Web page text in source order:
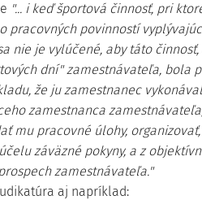
"... i keď športová činnosť, pri
pracovných povinností
nie je vylúčené, aby táto
dní" zamestnávateľa, bola
že ju zamestnanec
zamestnanca
mu pracovné úlohy,
záväzné pokyny, a z
zamestnávateľa."
aj napríklad: